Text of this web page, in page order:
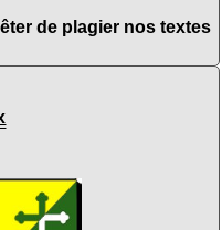
de plagier nos textes